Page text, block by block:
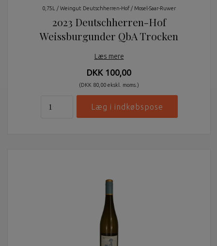
0,75L / Weingut Deutschherren-Hof / Mosel-Saar-Ruwer
2023 Deutschherren-Hof
Weissburgunder QbA Trocken
Læs mere
DKK 100,00
(DKK 80,00 ekskl. moms.)